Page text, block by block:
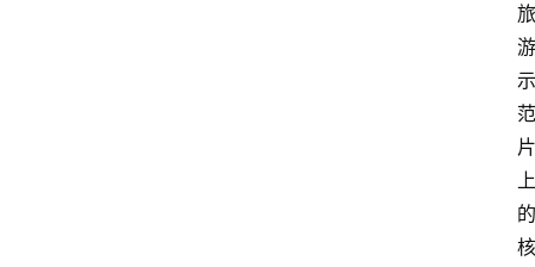
旅
游
示
范
片
上
的
核